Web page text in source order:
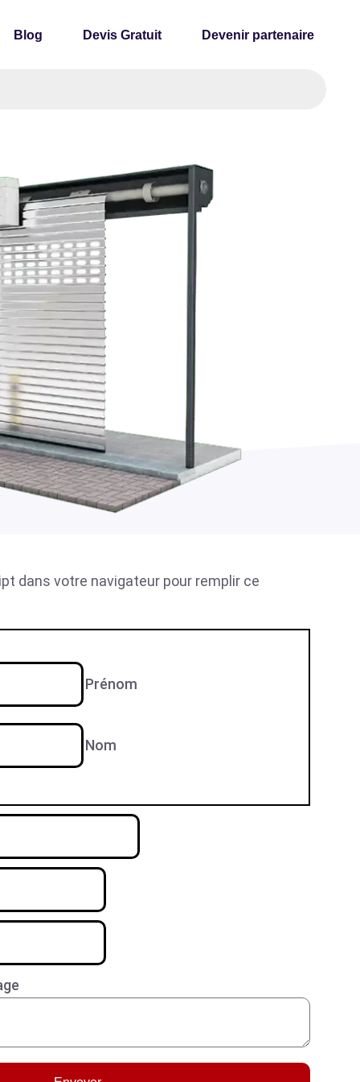
Blog Devis Gratuit Devenir partenaire
dans votre navigateur pour remplir ce
Prénom
Nom